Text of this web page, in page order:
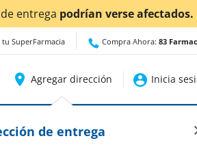
aquípara conocer detalles.
tu SuperFarmacia Compra Ahora: 83
Agregar dirección
de entrega
Inicia